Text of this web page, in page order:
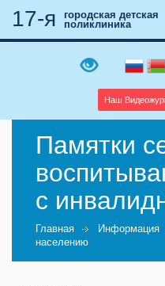
Наш
17-я
городская детская
поликлиника
Памятки
с
Главная Информация
населению